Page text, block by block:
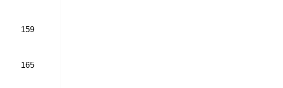
159
165